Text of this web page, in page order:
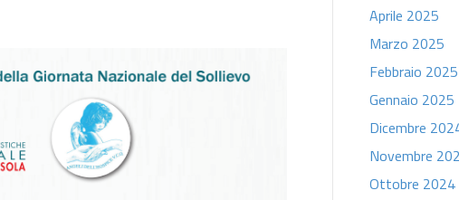
Aprile 2025
Marzo 2025
Febbraio 2025
Gennaio 2025
Dicembre
Novembre
Ottobre 2024